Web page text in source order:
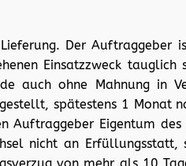
Der Auftraggeber
Einsatzzweck tauglich
auch ohne Mahnung in
spätestens 1 Monat
Eigentum des
nicht an